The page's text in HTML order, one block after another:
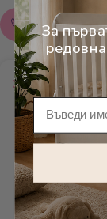
Обадете
Характеристики
Категории
Бранд
За
Имейл